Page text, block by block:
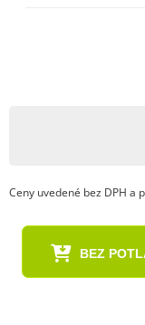
Ceny uvedené bez DPH a
BEZ